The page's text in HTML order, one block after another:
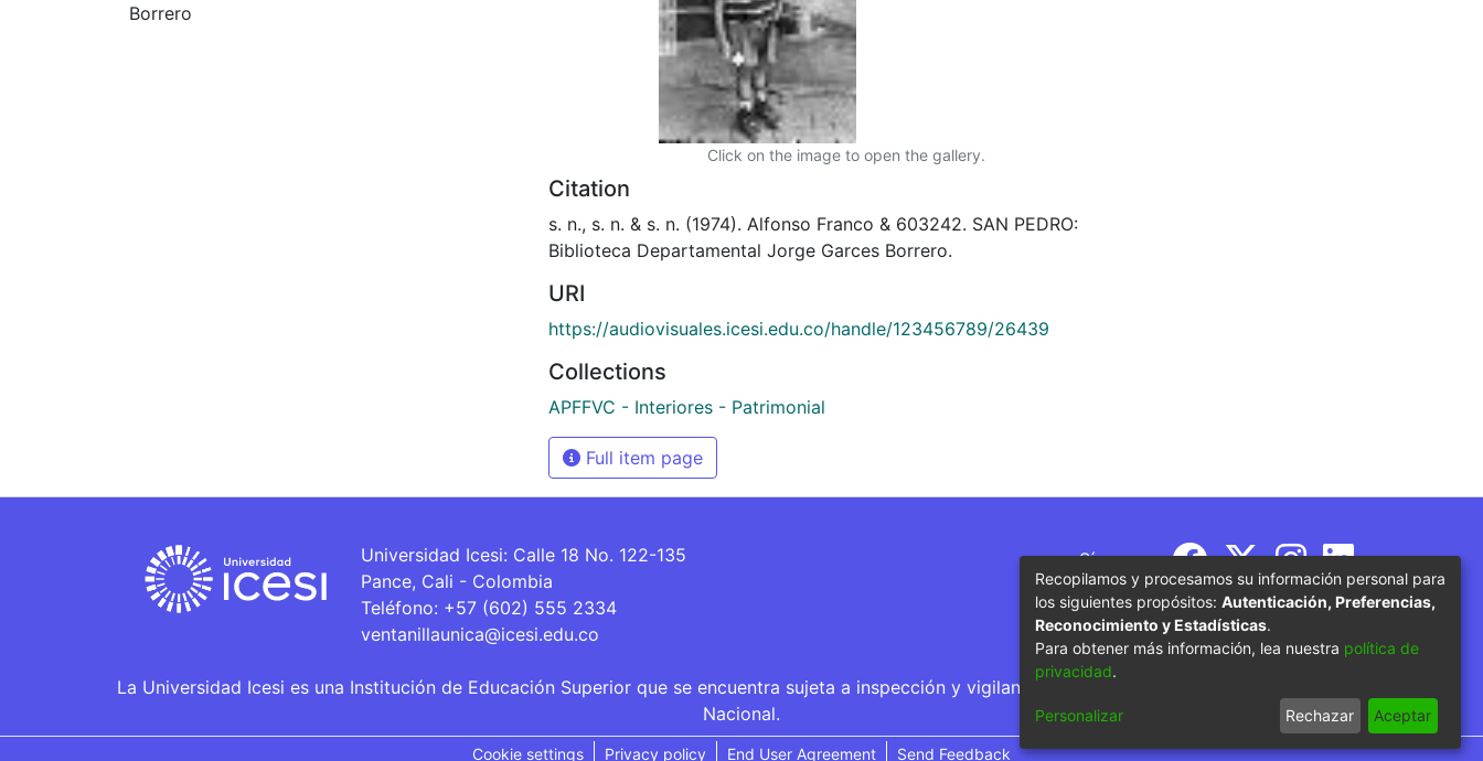
Borrero
Click on the image to open the gallery.
Citation
s. n., s. n. & s. n. (1974). Alfonso Franco & 603242. SAN PEDRO:
Biblioteca Departamental Jorge Garces Borrero.
URI
https://audiovisuales.icesi.edu.co/handle/123456789/26439
Collections
APFFVC - Interiores - Patrimonial
Full item page
Universidad Icesi: Calle 18 No. 122-135
Pance, Cali - Colombia
Teléfono: +57 (602) 555 2334
ventanillaunica@icesi.edu.co
Síguenos
La Universidad Icesi es una Institución de Educación Superior que se encuentra sujeta a inspección y vigilancia por parte del Ministerio de Educación
Nacional.
Cookie settings Privacy policy End User Agreement Send Feedback
Recopilamos y procesamos su información personal para
los siguientes propósitos: Autenticación, Preferencias,
Reconocimiento y Estadísticas.
Para obtener más información, lea nuestra política de
privacidad.
Personalizar Rechazar Aceptar